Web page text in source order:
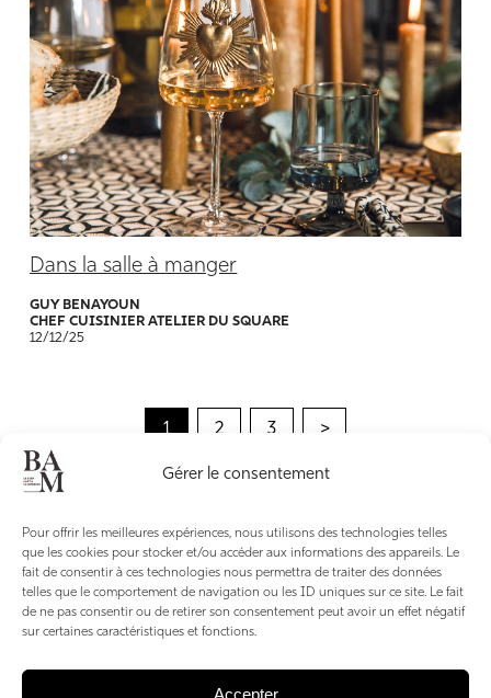
Gérer le consentement
Pour offrir les meilleures expériences, nous utilisons des technologies telles
que les cookies pour stocker et/ou accéder aux informations des appareils. Le
fait de consentir à ces technologies nous permettra de traiter des données
telles que le comportement de navigation ou les ID uniques sur ce site. Le fait
de ne pas consentir ou de retirer son consentement peut avoir un effet négatif
sur certaines caractéristiques et fonctions.
Accepter
Dans la salle à manger
GUY BENAYOUN
CHEF CUISINIER ATELIER DU SQUARE
12/12/25
1 2 3 >
TOUS LES
CONTACTS